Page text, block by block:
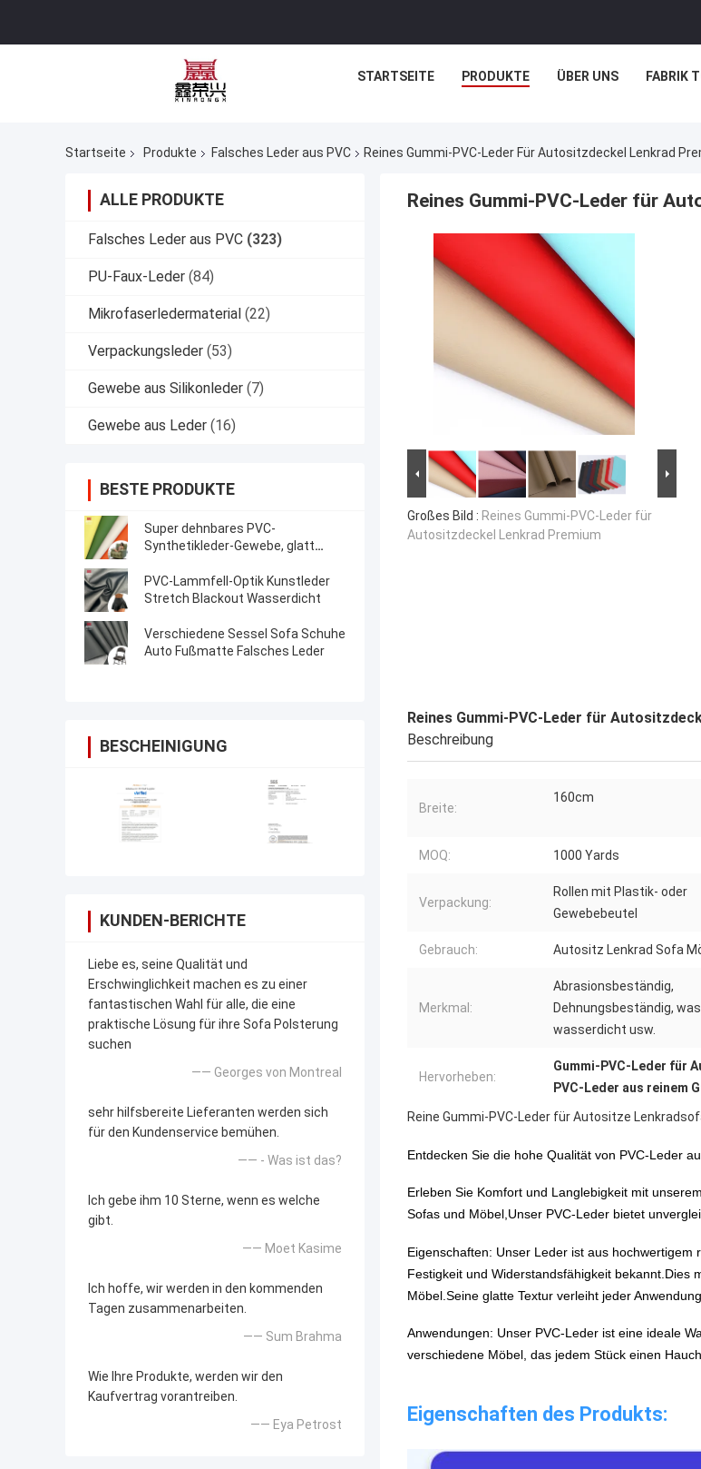
STARTSEITE PRODUKTE ÜBER UNS FABRIK
Startseite Produkte Falsches Leder aus PVC Reines Gummi-PVC-Leder Für Autositzdeckel Lenkrad
ALLE PRODUKTE
Falsches Leder aus PVC (323)
PU-Faux-Leder (84)
Mikrofaserledermaterial (22)
Verpackungsleder (53)
Gewebe aus Silikonleder (7)
Gewebe aus Leder (16)
BESTE PRODUKTE
Super dehnbares PVC-
Synthetikleder-Gewebe, glatt
PVC-Lammfell-Optik Kunstleder
Stretch Blackout Wasserdicht
Verschiedene Sessel Sofa Schuhe
Auto Fußmatte Falsches Leder
BESCHEINIGUNG
KUNDEN-BERICHTE
Liebe es, seine Qualität und
Erschwinglichkeit machen es zu einer
fantastischen Wahl für alle, die eine
praktische Lösung für ihre Sofa Polsterung
suchen
—— Georges von Montreal
sehr hilfsbereite Lieferanten werden sich
für den Kundenservice bemühen.
—— - Was ist das?
Ich gebe ihm 10 Sterne, wenn es welche
gibt.
—— Moet Kasime
Ich hoffe, wir werden in den kommenden
Tagen zusammenarbeiten.
—— Sum Brahma
Wie Ihre Produkte, werden wir den
Kaufvertrag vorantreiben.
—— Eya Petrost
Reines Gummi-PVC-Leder für
Großes Bild : Reines Gummi-PVC-Leder für
Autositzdeckel Lenkrad Premium
Reines Gummi-PVC-Leder für
Beschreibung
Breite:
160cm
MOQ: 1000 Yards
Verpackung:
Rollen mit Plastik- oder
Gewebebeutel
Gebrauch: Autositz Lenkrad Sofa
Merkmal:
Abrasionsbeständig,
Dehnungsbeständig,
wasserdicht usw.
Hervorheben:
Gummi-PVC-Leder für
PVC-Leder aus reinem
Reine Gummi-PVC-Leder für Autositze
Entdecken Sie die hohe Qualität von PVC-Leder
Erleben Sie Komfort und Langlebigkeit mit
Sofas und Möbel,Unser PVC-Leder bietet
Eigenschaften: Unser Leder ist aus
Festigkeit und Widerstandsfähigkeit bekannt.Dies
Möbel.Seine glatte Textur verleiht jeder
Anwendungen: Unser PVC-Leder ist eine ideale
verschiedene Möbel, das jedem Stück einen
Eigenschaften des Produkts: